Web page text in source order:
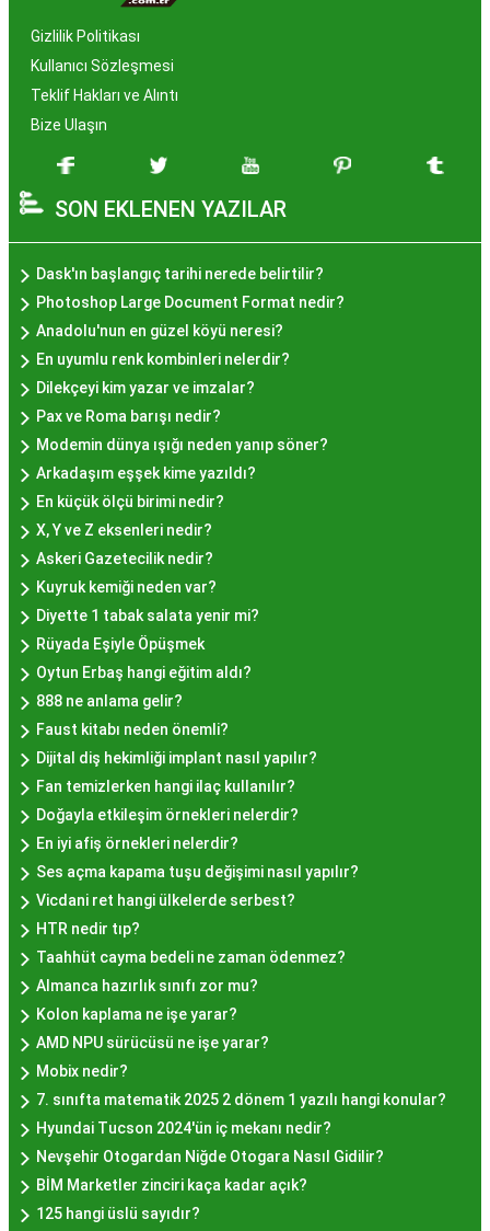
İstanbul, tarih ve kültür mirasıyla öne çıkan bir
şehir olmasıyla birlikte, geleneksel lezzetlerle de
zenginleşmiştir. Hayır lokması, özel günlerde
hazırlanan ve lezzetiyle damaklarda unutulmaz
izler bırakan bir tatlıdır. İstanbul'da popüler
olmasının arkasında bu eşsiz lezzetin herkesi
cezbetmesi ve geleneksel dokunuşlarla
hazırlanması yatmaktadır.
Hayır Lokması İstanbul'da
Nerede Bulunur?
İstanbul genelinde birçok yerel işletme ve
pastane, hayır lokması sunmaktadır. Geleneksel
tatları sevenler için Sultanahmet, Eminönü, ve
Eyüp gibi tarihi semtlerdeki lokantalarda Hayır
Lokması deneyimi daha da özel olabilir. Ayrıca,
Beyoğlu, Kadıköy, ve Beşiktaş gibi modern
semtlerde de bu lezzeti bulabilirsiniz.
Hayır Lokması Fiyatları
İstanbul'da Nasıl?
Hayır lokması fiyatları İstanbul
mekanlara ve sunulan hizmete göre değişiklik
gösterir. Genellikle porsiyon bazında satılan hayır
lokmalarının fiyatları uygun olup, lezzetin
kalitesiyle uyumlu bir deneyim sunar. İstanbul'da
farklı mekanlarda çeşitli fiyat seçeneklerini
değerlendirerek, bütçenize uygun bir hayır lokması
bulabilirsiniz.
Hayır Lokması İstanbul
Deneyiminde Nelere Dikkat
Edilmeli?
İstanbul'da hayır lokması deneyimini daha özel
kılmak için birkaç öneri:
Geleneksel Mekanları Tercih Edin:
semtlerdeki geleneksel pastanelerde hayır
Gizlilik Politikası
Kullanıcı Sözleşmesi
Teklif Hakları ve Alıntı
Bize Ulaşın
SON EKLENEN YAZILAR
Dask'ın başlangıç tarihi nerede belirtilir?
Photoshop Large Document Format nedir?
Anadolu'nun en güzel köyü neresi?
En uyumlu renk kombinleri nelerdir?
Dilekçeyi kim yazar ve imzalar?
Pax ve Roma barışı nedir?
Modemin dünya ışığı neden yanıp söner?
Arkadaşım eşşek kime yazıldı?
En küçük ölçü birimi nedir?
X, Y ve Z eksenleri nedir?
Askeri Gazetecilik nedir?
Kuyruk kemiği neden var?
Diyette 1 tabak salata yenir mi?
Rüyada Eşiyle Öpüşmek
Oytun Erbaş hangi eğitim aldı?
888 ne anlama gelir?
Faust kitabı neden önemli?
Dijital diş hekimliği implant nasıl yapılır?
Fan temizlerken hangi ilaç kullanılır?
Doğayla etkileşim örnekleri nelerdir?
En iyi afiş örnekleri nelerdir?
Ses açma kapama tuşu değişimi nasıl yapılır?
Vicdani ret hangi ülkelerde serbest?
HTR nedir tıp?
Taahhüt cayma bedeli ne zaman ödenmez?
Almanca hazırlık sınıfı zor mu?
Kolon kaplama ne işe yarar?
AMD NPU sürücüsü ne işe yarar?
Mobix nedir?
7. sınıfta matematik 2025 2 dönem 1 yazılı hangi konular?
Hyundai Tucson 2024'ün iç mekanı nedir?
Nevşehir Otogardan Niğde Otogara Nasıl Gidilir?
BİM Marketler zinciri kaça kadar açık?
125 hangi üslü sayıdır?